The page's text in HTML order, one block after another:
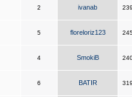
2 ivanab
5 floreloriz123
4 SmokiB
6 BATIR